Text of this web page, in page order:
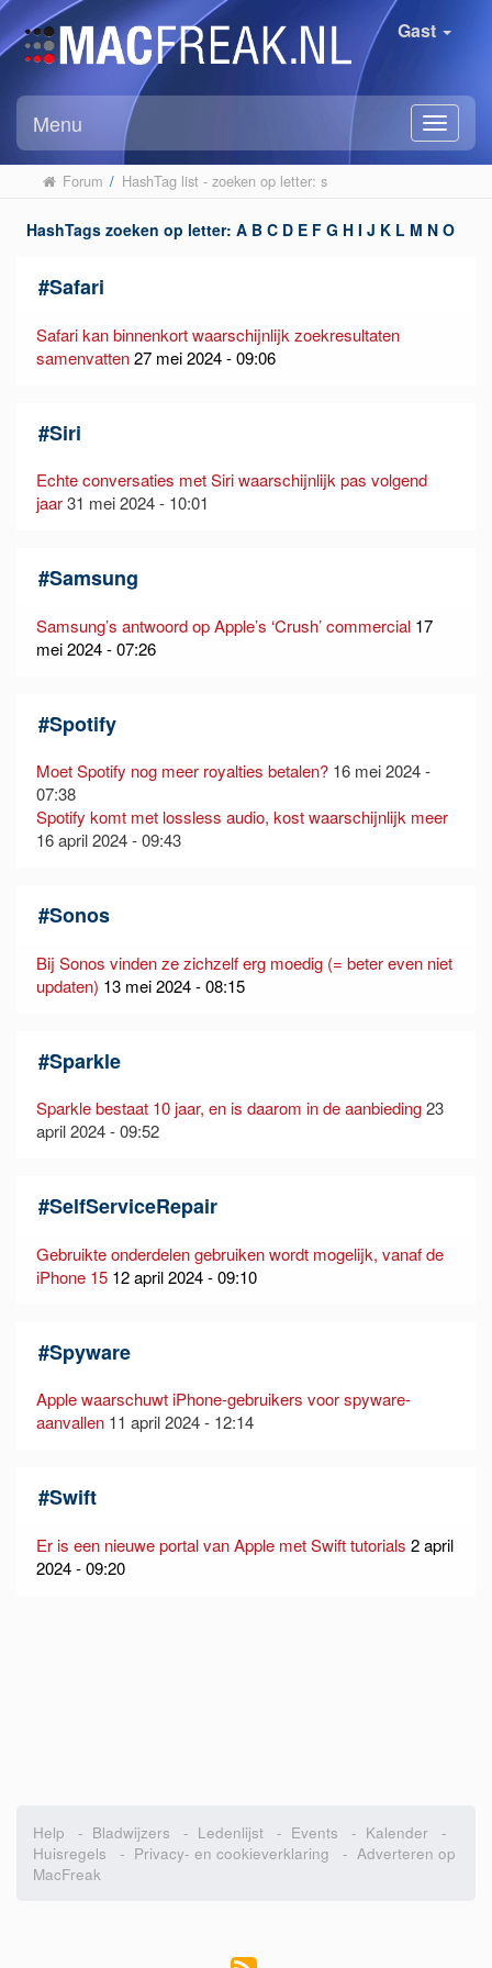
Gast
Menu
Forum / HashTag list - zoeken op letter: s
HashTags zoeken op letter: A B C D E F G H I J K L M N O
Q R S T U
#Safari
Safari kan binnenkort waarschijnlijk zoekresultaten
samenvatten27 mei 2024 - 09:06
#Siri
Echte conversaties met Siri waarschijnlijk pas volgend
jaar31 mei 2024 - 10:01
#Samsung
Samsung’s antwoord op Apple’s ‘Crush’ commercial 17
mei 2024 - 07:26
#Spotify
Moet Spotify nog meer royalties betalen? 16 mei 2024 -
07:38
Spotify komt met lossless audio, kost waarschijnlijk meer
16 april 2024 - 09:43
#Sonos
Bij Sonos vinden ze zichzelf erg moedig (= beter even niet
updaten) 13 mei 2024 - 08:15
#Sparkle
Sparkle bestaat 10 jaar, en is daarom in de aanbieding23
april 2024 - 09:52
#SelfServiceRepair
Gebruikte onderdelen gebruiken wordt mogelijk, vanaf de
iPhone 15 12 april 2024 - 09:10
#Spyware
Apple waarschuwt iPhone-gebruikers voor spyware-
aanvallen 11 april 2024 - 12:14
#Swift
Er is een nieuwe portal van Apple met Swift tutorials 2 april
2024 - 09:20
Help - Bladwijzers - Ledenlijst - Events - Kalender -
Huisregels - Privacy- en cookieverklaring - Adverteren op
MacFreak